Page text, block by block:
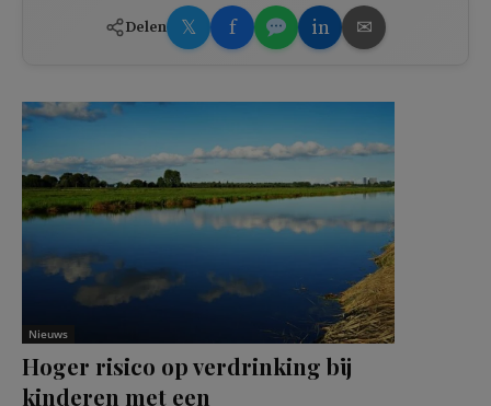
Delen 𝕏 f in ✉
Nieuws
Hoger risico op verdrinking bij
kinderen met een